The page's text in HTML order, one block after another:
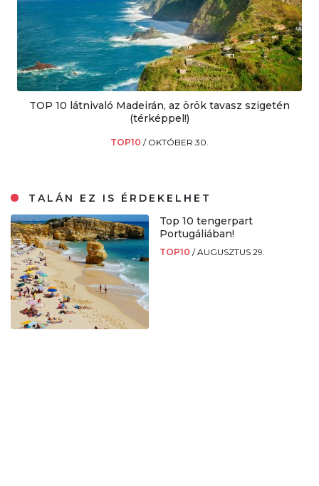
TOP 10 látnivaló Madeirán, az örök tavasz szigetén
(térképpel!)
TOP10 / OKTÓBER 30.
TALÁN EZ IS ÉRDEKELHET
Top 10 tengerpart
Portugáliában!
TOP10 /AUGUSZTUS 29.